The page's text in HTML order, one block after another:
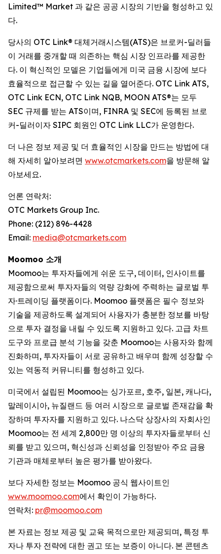
Limited™ Market 과 같은 공공 시장의 기반을 형성하고 있
다.
당사의 OTC Link® 대체거래시스템(ATS)은 브로커-딜러들
이 거래를 중개할 때 의존하는 핵심 시장 인프라를 제공한
다. 이 혁신적인 모델은 기업들에게 미국 금융 시장에 보다
효율적으로 접근할 수 있는 길을 열어준다. OTC Link ATS,
OTC Link ECN, OTC Link NQB, MOON ATS®는 모두
SEC 규제를 받는 ATS이며, FINRA 및 SEC에 등록된 브로
커-딜러이자 SIPC 회원인 OTC Link LLC가 운영한다.
더 나은 정보 제공 및 더 효율적인 시장을 만드는 방법에 대
해 자세히 알아보려면 www.otcmarkets.com을 방문해 알
아보세요.
언론 연락처:
OTC Markets Group Inc.
Phone: (212) 896-4428
Email: media@otcmarkets.com
Moomoo 소개
Moomoo는 투자자들에게 쉬운 도구, 데이터, 인사이트를
제공함으로써 투자자들의 역량 강화에 주력하는 글로벌 투
자·트레이딩 플랫폼이다. Moomoo 플랫폼은 필수 정보와
기술을 제공하도록 설계되어 사용자가 충분한 정보를 바탕
으로 투자 결정을 내릴 수 있도록 지원하고 있다. 고급 차트
도구와 프로급 분석 기능을 갖춘 Moomoo는 사용자와 함께
진화하며, 투자자들이 서로 공유하고 배우며 함께 성장할 수
있는 역동적 커뮤니티를 형성하고 있다.
미국에서 설립된 Moomoo는 싱가포르, 호주, 일본, 캐나다,
말레이시아, 뉴질랜드 등 여러 시장으로 글로벌 존재감을 확
장하며 투자자를 지원하고 있다. 나스닥 상장사의 자회사인
Moomoo는 전 세계 2,800만 명 이상의 투자자들로부터 신
뢰를 받고 있으며, 혁신성과 신뢰성을 인정받아 주요 금융
기관과 매체로부터 높은 평가를 받아왔다.
보다 자세한 정보는 Moomoo 공식 웹사이트인
www.moomoo.com에서 확인이 가능하다.
연락처: pr@moomoo.com
본 자료는 정보 제공 및 교육 목적으로만 제공되며, 특정 투
자나 투자 전략에 대한 권고 또는 보증이 아니다. 본 콘텐츠